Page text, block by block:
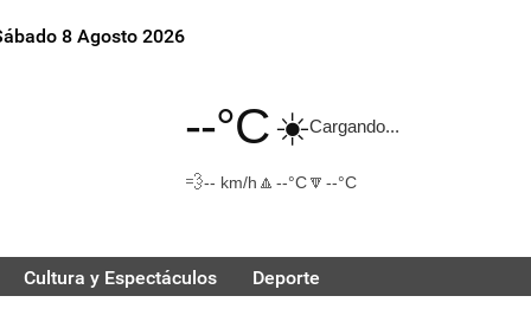
8 Agosto 2026
--°C☀️Cargando...
💨-- km/h 🔼 --°C🔽 --°C
Cultura y Espectáculos Deporte